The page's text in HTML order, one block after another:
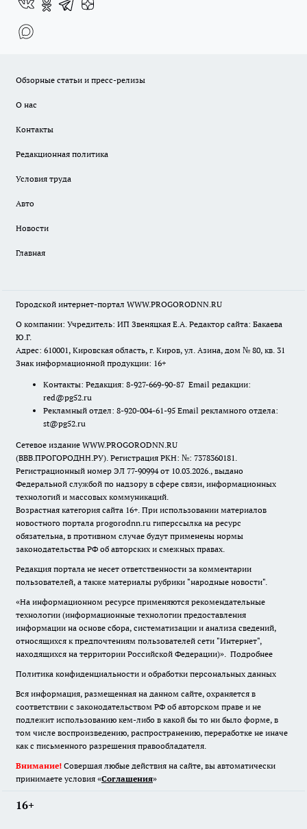
Обзорные статьи и пресс-релизы
О нас
Контакты
Редакционная политика
Условия труда
Авто
Новости
Главная
Городской интернет-портал WWW.PROGORODNN.RU
О компании: Учредитель: ИП Звеняцкая Е.А. Редактор сайта: Бакаева
Ю.Г.
Адрес: 610001, Кировская область, г. Киров, ул. Азина, дом № 80, кв. 31
Знак информационной продукции: 16+
Контакты: Редакция: 8-927-669-90-87 Email редакции:
red@pg52.ru
Рекламный отдел: 8-920-004-61-95 Email рекламного отдела:
st@pg52.ru
Сетевое издание WWW.PROGORODNN.RU
(ВВВ.ПРОГОРОДНН.РУ). Регистрация РКН: №: 7378360181.
Регистрационный номер ЭЛ 77-90994 от 10.03.2026., выдано
Федеральной службой по надзору в сфере связи, информационных
технологий и массовых коммуникаций.
Возрастная категория сайта 16+. При использовании материалов
новостного портала progorodnn.ru гиперссылка на ресурс
обязательна, в противном случае будут применены нормы
законодательства РФ об авторских и смежных правах.
Редакция портала не несет ответственности за комментарии
пользователей, а также материалы рубрики "народные новости".
«На информационном ресурсе применяются рекомендательные
технологии (информационные технологии предоставления
информации на основе сбора, систематизации и анализа сведений,
относящихся к предпочтениям пользователей сети "Интернет",
находящихся на территории Российской Федерации)». Подробнее
Политика конфиденциальности и обработки персональных данных
Вся информация, размещенная на данном сайте, охраняется в
соответствии с законодательством РФ об авторском праве и не
подлежит использованию кем-либо в какой бы то ни было форме, в
том числе воспроизведению, распространению, переработке не иначе
как с письменного разрешения правообладателя.
Внимание! Совершая любые действия на сайте, вы автоматически
принимаете условия «Cоглашения»
16+